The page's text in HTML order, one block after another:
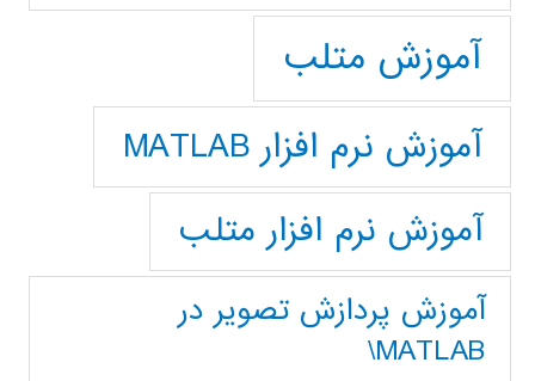
آموزش متلب
آموزش نرم افزار MATLAB
آموزش نرم افزار متلب
آموزش پردازش تصوير در
MATLAB\